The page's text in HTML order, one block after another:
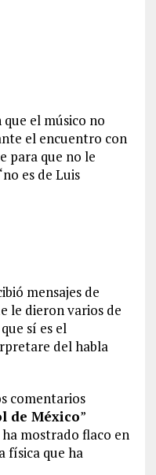
el músico no
el encuentro con
para que no le
es de Luis
mensajes de
le dieron varios de
sí es el
del habla
comentarios
de México”
ha mostrado flaco en
física que ha